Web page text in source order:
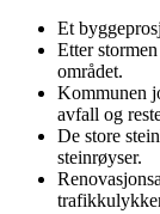
Et
Etter
området.
Kommunen
avfall og
De store
steinrøyser.